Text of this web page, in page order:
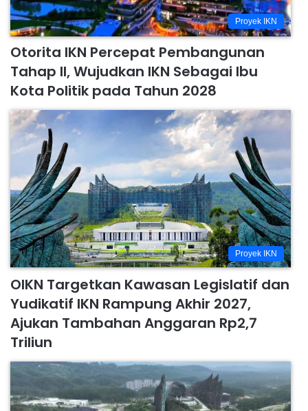
Proyek IKN
Otorita IKN Percepat Pembangunan
Tahap II, Wujudkan IKN Sebagai Ibu
Kota Politik pada Tahun 2028
Proyek IKN
OIKN Targetkan Kawasan Legislatif dan
Yudikatif IKN Rampung Akhir 2027,
Ajukan Tambahan Anggaran Rp2,7
Triliun